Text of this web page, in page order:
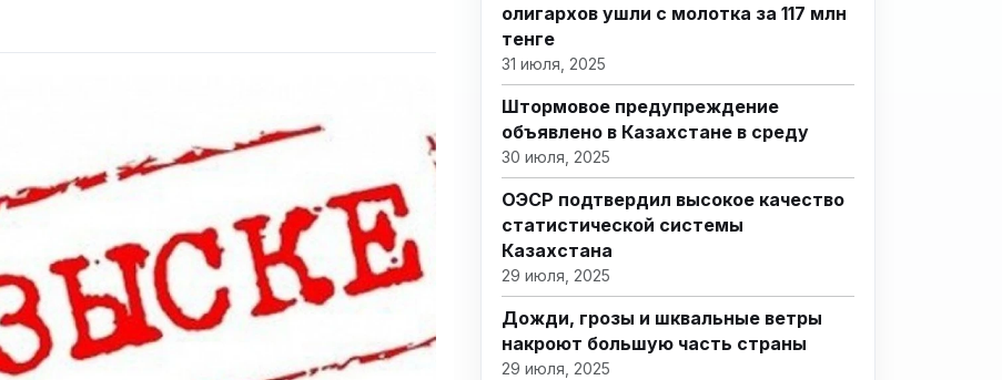
олигархов ушли с молотка за 117 млн
тенге
31 июля, 2025
Штормовое предупреждение
объявлено в Казахстане в среду
30 июля, 2025
ОЭСР подтвердил высокое качество
статистической системы
Казахстана
29 июля, 2025
Дожди, грозы и шквальные ветры
накроют большую часть страны
29 июля, 2025